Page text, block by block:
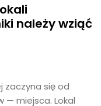
należy wziąć
zaczyna się od
— miejsca. Lokal